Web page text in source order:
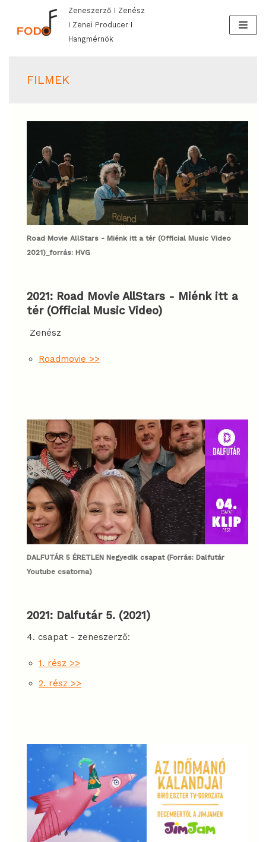
to
Zeneszerző I Zenész
I Zenei Producer I
Hangmérnök
FILMEK
Road Movie AllStars - Miénk itt a tér (Official Music Video
2021)_forrás: HVG
2021: Road Movie AllStars - Miénk itt a
tér (Official Music Video)
Zenész
Roadmovie >>
DALFUTÁR 5 ÉRETLEN Negyedik csapat (Forrás: Dalfutár
Youtube csatorna)
2021: Dalfutár 5. (2021)
4. csapat - zeneszerző:
1. rész >>
2. rész >>